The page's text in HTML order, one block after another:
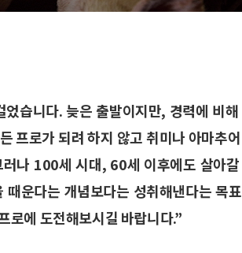
습니다. 늦은 출발이지만, 경력에 비
프로가 되려 하지 않고 취미나 아마추
나 100세 시대, 60세 이후에도 살아
운다는 개념보다는 성취해낸다는 목
로에 도전해보시길 바랍니다.”